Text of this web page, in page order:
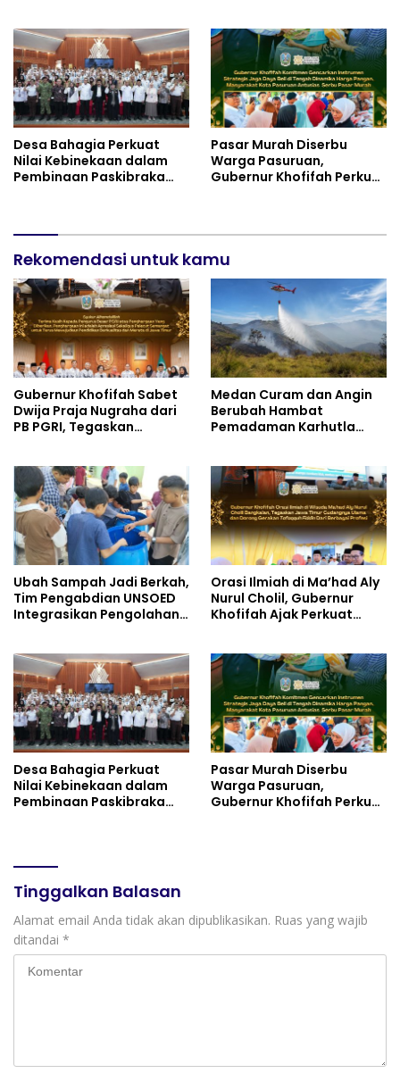
Mutiara Hati Purwokerto
Desa Bahagia Perkuat
Nilai Kebinekaan dalam
Pembinaan Paskibraka
Pasar Murah Diserbu
Warga Pasuruan,
Gubernur Khofifah Perkuat
Rekomendasi untuk kamu
Gubernur Khofifah Sabet
Dwija Praja Nugraha dari
PB PGRI, Tegaskan
Berkualitas dan Merata
Medan Curam dan Angin
Berubah Hambat
Pemadaman Karhutla
Ubah Sampah Jadi Berkah,
Tim Pengabdian UNSOED
Integrasikan Pengolahan
Mutiara Hati Purwokerto
Orasi Ilmiah di Ma’had Aly
Nurul Cholil, Gubernur
Khofifah Ajak Perkuat
Desa Bahagia Perkuat
Nilai Kebinekaan dalam
Pembinaan Paskibraka
Pasar Murah Diserbu
Warga Pasuruan,
Gubernur Khofifah Perkuat
Tinggalkan Balasan
Alamat email Anda tidak akan dipublikasikan. Ruas yang wajib
ditandai *